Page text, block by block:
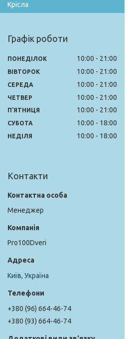
Крісла
Графік роботи
ПОНЕДІЛОК 10:00 21:00
ВІВТОРОК 10:00 21:00
СЕРЕДА 10:00 21:00
ЧЕТВЕР 10:00 21:00
ПʼЯТНИЦЯ 10:00 21:00
СУБОТА 10:00 18:00
НЕДІЛЯ 10:00 18:00
Контакти
Менеджер
Pro100Dveri
Київ, Україна
+380 (96) 664-46-74
+380 (93) 664-46-74